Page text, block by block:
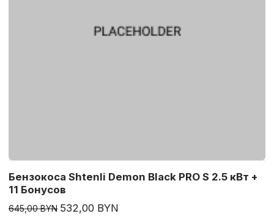
Бензокоса Shtenli Demon Black PRO S 2.5 кВт +
11 Бонусов
645,00 BYN 532,00 BYN